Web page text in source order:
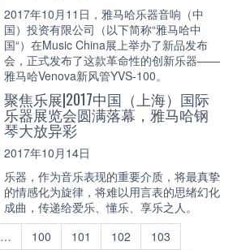
2017年10月11日，雅马哈乐器音响（中
国）投资有限公司（以下简称“雅马哈中
国“）在Music China展上举办了新品发布
会，正式发布了这款革命性的创新乐器——
雅马哈Venova新风管YVS-100。
聚焦乐展|2017中国（上海）国际
乐器展览会圆满落幕，雅马哈钢
琴大放异彩
2017年10月14日
乐器，作为音乐表现的重要介质，将最真挚
的情感化为旋律，将难以用言表的思绪幻化
成曲，传递给爱乐、懂乐、享乐之人。
… 100 101 102
103